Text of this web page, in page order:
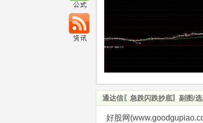
通达信〖急跌闪跌抄底〗副图/
好股网